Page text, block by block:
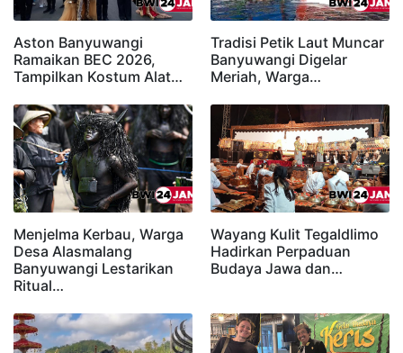
Aston Banyuwangi
Ramaikan BEC 2026,
Tampilkan Kostum Alat…
Tradisi Petik Laut Muncar
Banyuwangi Digelar
Meriah, Warga…
Menjelma Kerbau, Warga
Desa Alasmalang
Banyuwangi Lestarikan
Ritual…
Wayang Kulit Tegaldlimo
Hadirkan Perpaduan
Budaya Jawa dan…